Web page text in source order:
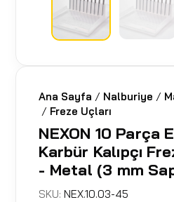
Ana Sayfa / Nalburiye /
/ Freze Uçları
NEXON 10 Parça
Karbür Kalıpçı
- Metal (3 mm
SKU:NEX.10.03-45